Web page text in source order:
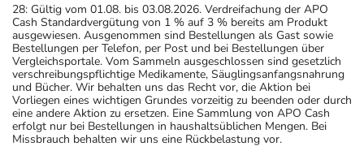
28: Gültig vom 01.08. bis 03.08.2026. Verdreifachung der APO
Cash Standardvergütung von 1 % auf 3 % bereits am Produkt
ausgewiesen. Ausgenommen sind Bestellungen als Gast sowie
Bestellungen per Telefon, per Post und bei Bestellungen über
Vergleichsportale. Vom Sammeln ausgeschlossen sind gesetzlich
verschreibungspflichtige Medikamente, Säuglingsanfangsnahrung
und Bücher. Wir behalten uns das Recht vor, die Aktion bei
Vorliegen eines wichtigen Grundes vorzeitig zu beenden oder durch
eine andere Aktion zu ersetzen. Eine Sammlung von APO Cash
erfolgt nur bei Bestellungen in haushaltsüblichen Mengen. Bei
Missbrauch behalten wir uns eine Rückbelastung vor.